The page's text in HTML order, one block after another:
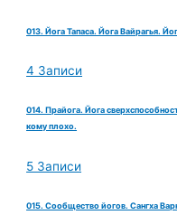
013. Йога Тапаса. Йога Вайрагья.
4 Записи
014. Прайога. Йога
кому плохо.
5 Записи
015. Сообщество йогов. Сангха